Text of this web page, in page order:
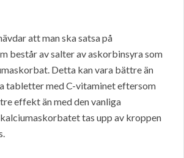
att man ska satsa på
består av salter av askorbinsyra som
Detta kan vara bättre än
tabletter med C-vitaminet eftersom
effekt än med den vanliga
tas upp av kroppen